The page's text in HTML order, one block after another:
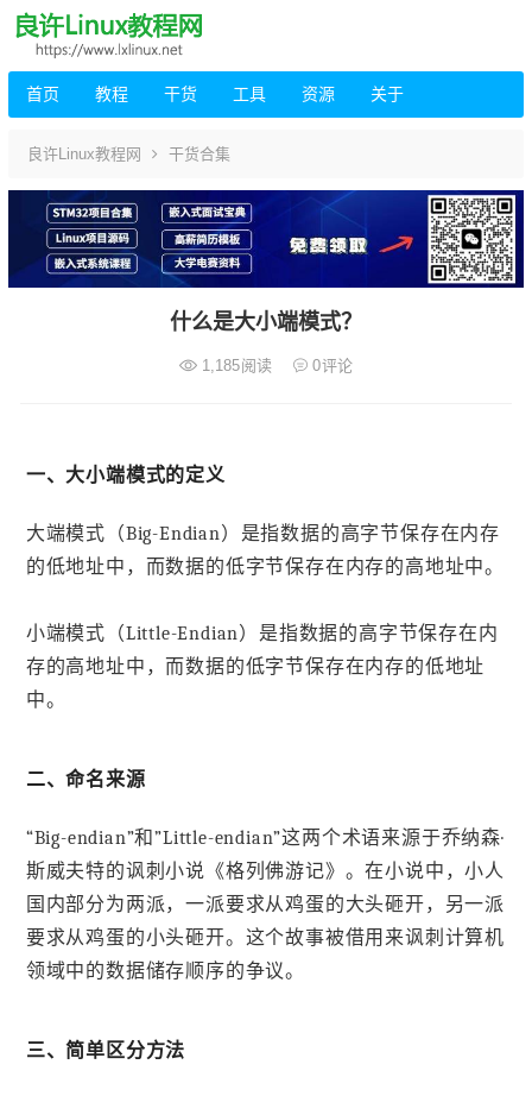
首页 教程 干货 工具 资源 关于
良许Linux教程网 干货合集
什么是大小端模式？
1,185阅读 0评论
一、大小端模式的定义
大端模式（Big-Endian）是指数据的高字节保存在内存
的低地址中，而数据的低字节保存在内存的高地址中。
小端模式（Little-Endian）是指数据的高字节保存在内
存的高地址中，而数据的低字节保存在内存的低地址
中。
二、命名来源
“Big-endian”和”Little-endian”这两个术语来源于乔纳森·
斯威夫特的讽刺小说《格列佛游记》。在小说中，小人
国内部分为两派，一派要求从鸡蛋的大头砸开，另一派
要求从鸡蛋的小头砸开。这个故事被借用来讽刺计算机
领域中的数据储存顺序的争议。
三、简单区分方法